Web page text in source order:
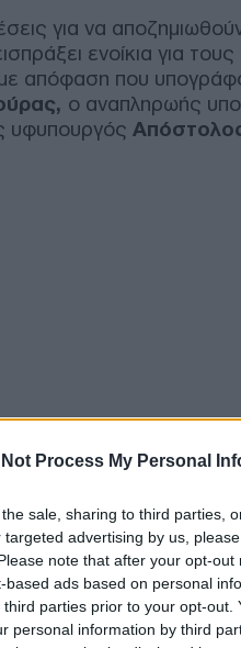
Not Process My Personal
sale, sharing to third parties,
advertising by us,
note that after your opt-
ads based on personal
parties prior to your opt-
personal information by third
για να
ενοίκια για
με απόφαση που
ο αναπληρωής
υφυπουργός